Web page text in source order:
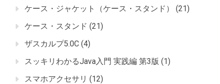
ケース・ジャケット（ケース・スタンド）
(21)
ケース・スタンド (21)
ザスカルプ5.0C (4)
スッキリわかるJava入門 実践編 第3版 (1)
スマホアクセサリ (12)